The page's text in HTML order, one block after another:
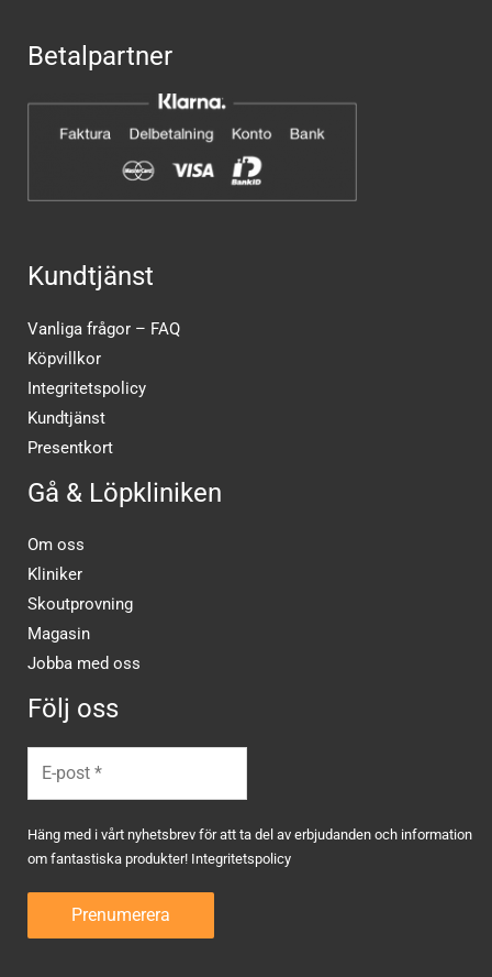
Betalpartner
Kundtjänst
Vanliga frågor – FAQ
Köpvillkor
Integritetspolicy
Kundtjänst
Presentkort
Gå & Löpkliniken
Om oss
Kliniker
Skoutprovning
Magasin
Jobba med oss
Följ oss
Häng med i vårt nyhetsbrev för att ta del av erbjudanden och information
om fantastiska produkter! Integritetspolicy